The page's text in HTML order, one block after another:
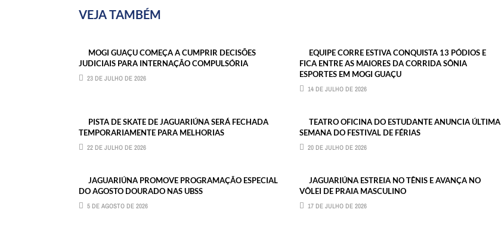
VEJA TAMBÉM
MOGI GUAÇU COMEÇA A CUMPRIR DECISÕES
JUDICIAIS PARA INTERNAÇÃO COMPULSÓRIA
23 DE JULHO DE 2026
EQUIPE CORRE ESTIVA CONQUISTA 13 PÓDIOS E
FICA ENTRE AS MAIORES DA CORRIDA SÔNIA
ESPORTES EM MOGI GUAÇU
14 DE JULHO DE 2026
PISTA DE SKATE DE JAGUARIÚNA SERÁ FECHADA
TEMPORARIAMENTE PARA MELHORIAS
22 DE JULHO DE 2026
TEATRO OFICINA DO ESTUDANTE ANUNCIA ÚLTIMA
SEMANA DO FESTIVAL DE FÉRIAS
20 DE JULHO DE 2026
JAGUARIÚNA PROMOVE PROGRAMAÇÃO ESPECIAL
DO AGOSTO DOURADO NAS UBSS
5 DE AGOSTO DE 2026
JAGUARIÚNA ESTREIA NO TÊNIS E AVANÇA NO
VÔLEI DE PRAIA MASCULINO
17 DE JULHO DE 2026